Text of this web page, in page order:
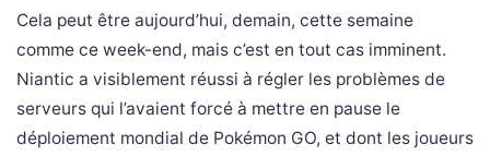
Cela peut être aujourd’hui, demain, cette semaine
comme ce week-end, mais c’est en tout cas imminent.
Niantic a visiblement réussi à régler les problèmes de
serveurs qui l’avaient forcé à mettre en pause le
déploiement mondial de Pokémon GO, et dont les joueurs